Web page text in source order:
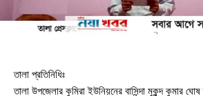
তালা প্রতিনিধিঃ
তালা উপজেলার কুমিরা ইউনিয়নের বাসিন্দা মুকুন্দ কুমার